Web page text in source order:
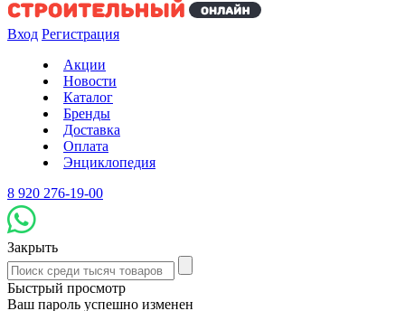
Вход Регистрация
Акции
Новости
Каталог
Бренды
Доставка
Оплата
Энциклопедия
8 920 276-19-00
Закрыть
Быстрый просмотр
Ваш пароль успешно изменен